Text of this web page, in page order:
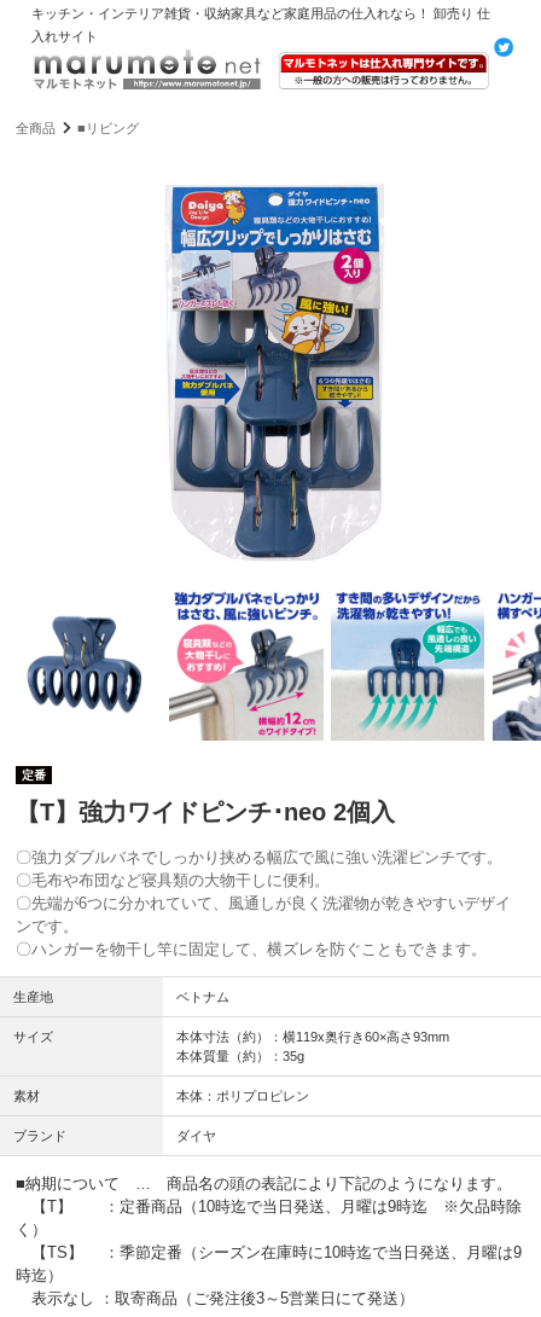
キッチン・インテリア雑貨・収納家具など家庭用品の仕入れなら！ 卸売り 仕
入れサイト
全商品 ■リビング
定番
【T】強力ワイドピンチ･neo 2個入
〇強力ダブルバネでしっかり挟める幅広で風に強い洗濯ピンチです。
〇毛布や布団など寝具類の大物干しに便利。
〇先端が6つに分かれていて、風通しが良く洗濯物が乾きやすいデザイ
ンです。
〇ハンガーを物干し竿に固定して、横ズレを防ぐこともできます。
生産地 ベトナム
サイズ
本体寸法（約）：横119x奥行き60×高さ93mm
本体質量（約）：35g
素材 本体：ポリプロピレン
ブランド ダイヤ
■納期について … 商品名の頭の表記により下記のようになります。
【T】 ：定番商品（10時迄で当日発送、月曜は9時迄 ※欠品時除
く）
【TS】 ：季節定番（シーズン在庫時に10時迄で当日発送、月曜は9
時迄）
表示なし ：取寄商品（ご発注後3～5営業日にて発送）